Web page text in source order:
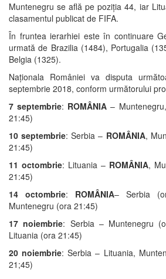
Muntenegru se află pe poziția 44, iar
clasamentul publicat de FIFA.
În fruntea ierarhiei este în continuare
urmată de Brazilia (1484), Portugalia
Belgia (1325).
Naționala României va disputa
septembrie 2018, conform următorului
7 septembrie: ROMÂNIA –
21:45)
10 septembrie: Serbia – ROMÂNIA,
21:45)
11 octombrie: Lituania – ROMÂNIA,
21:45)
14 octombrie: ROMÂNIA– Serbia
Muntenegru (ora 21:45)
17 noiembrie: Serbia – Muntenegru
Lituania (ora 21:45)
20 noiembrie: Serbia – Lituania,
21;45)